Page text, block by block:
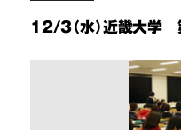
12/3（水）近畿大学